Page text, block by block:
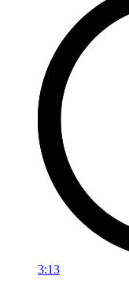
3:13